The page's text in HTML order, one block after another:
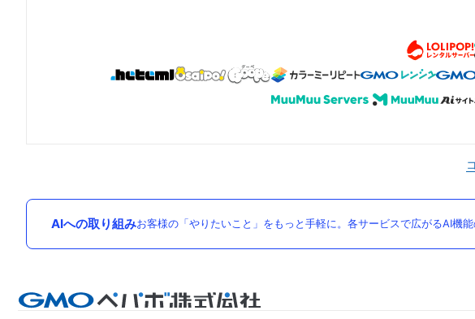
AIへの取り組みお客様の「やりたいこと」をもっと手軽に。各サービスで広がるAI機